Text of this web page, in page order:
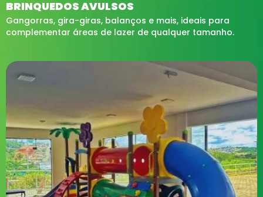
BRINQUEDOS AVULSOS
Gangorras, gira-giras, balanços e mais, ideais para
complementar áreas de lazer de qualquer tamanho.